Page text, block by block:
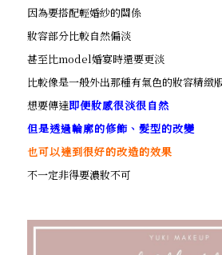
因為要搭配輕婚紗的關係
妝容部分比較自然偏淡
甚至比model婚宴時還要更淡
比較像是一般外出那種有氣色的妝容精緻
想要傳達即便妝感很淡很自然
但是透過輪廓的修飾、髮型的改變
也可以達到很好的改造的效果
不一定非得要濃妝不可